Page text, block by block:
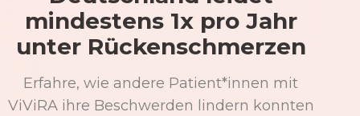
mindestens 1x pro Jahr
unter Rückenschmerzen
Erfahre, wie andere Patient*innen mit
ViViRA ihre Beschwerden lindern konnten